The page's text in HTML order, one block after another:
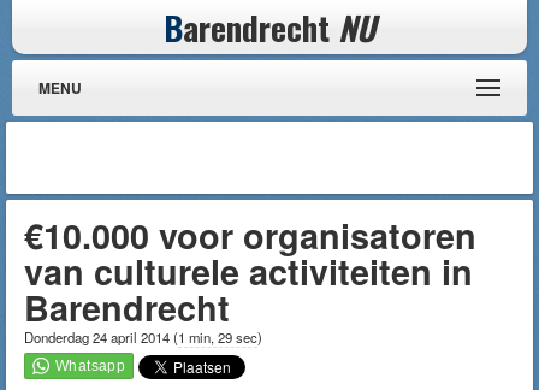
Barendrecht NU
MENU
€10.000 voor organisatoren
van culturele activiteiten in
Barendrecht
Donderdag 24 april 2014(1 min, 29 sec)